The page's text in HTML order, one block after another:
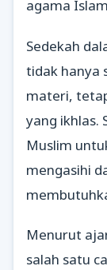
agama
Sedekah
tidak hanya
materi,
yang ikhlas.
Muslim
mengasihi
Menurut
salah satu